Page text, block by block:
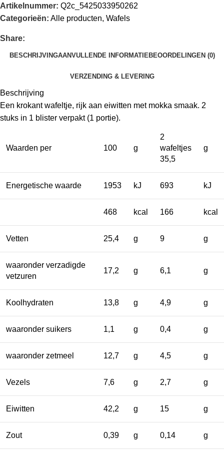
Artikelnummer: Q2c_5425033950262
Categorieën: Alle producten, Wafels
Share:
BESCHRIJVINGAANVULLENDE INFORMATIE BEOORDELINGEN (0)
VERZENDING & LEVERING
Beschrijving
Een krokant wafeltje, rijk aan eiwitten met mokka smaak. 2
stuks in 1 blister verpakt (1 portie).
Waarden per 100 g
2
wafeltjes
35,5
g
Energetische waarde 1953 kJ 693 kJ
468 kcal 166 kcal
Vetten 25,4 g 9 g
waaronder verzadigde
vetzuren
17,2 g 6,1 g
Koolhydraten 13,8 g 4,9 g
waaronder suikers 1,1 g 0,4 g
waaronder zetmeel 12,7 g 4,5 g
Vezels 7,6 g 2,7 g
Eiwitten 42,2 g 15 g
Zout 0,39 g 0,14 g